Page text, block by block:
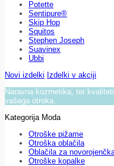
Potette
Sentipure®
Skip Hop
Squitos
Stephen Joseph
Suavinex
Ubbi
Novi izdelki Izdelki v akciji
Naravna kozmetika, ter
vašega otroka.
Kategorija Moda
Otroške pižame
Otroška oblačila
Oblačila za
Otroške kopalke